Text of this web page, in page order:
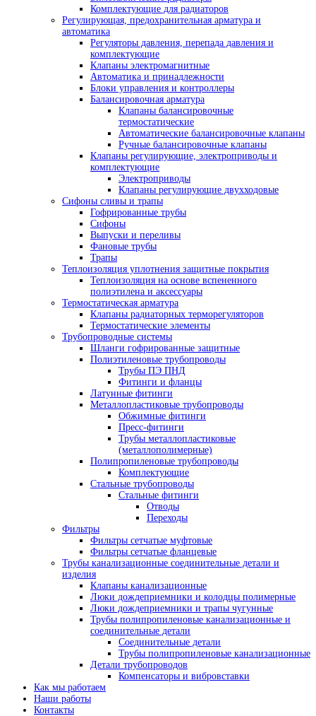
Комплектующие для радиаторов
Регулирующая, предохранительная арматура и
автоматика
Регуляторы давления, перепада давления и
комплектующие
Клапаны электромагнитные
Автоматика и принадлежности
Блоки управления и контроллеры
Балансировочная арматура
Клапаны балансировочные
термостатические
Автоматические балансировочные клапаны
Ручные балансировочные клапаны
Клапаны регулирующие, электроприводы и
комплектующие
Электроприводы
Клапаны регулирующие двухходовые
Сифоны сливы и трапы
Гофрированные трубы
Сифоны
Выпуски и переливы
Фановые трубы
Трапы
Теплоизоляция уплотнения защитные покрытия
Теплоизоляция на основе вспененного
полиэтилена и аксессуары
Термостатическая арматура
Клапаны радиаторных терморегуляторов
Термостатические элементы
Трубопроводные системы
Шланги гофрированные защитные
Полиэтиленовые трубопроводы
Трубы ПЭ ПНД
Фитинги и фланцы
Латунные фитинги
Металлопластиковые трубопроводы
Обжимные фитинги
Пресс-фитинги
Трубы металлопластиковые
(металлополимерные)
Полипропиленовые трубопроводы
Комплектующие
Стальные трубопроводы
Стальные фитинги
Отводы
Переходы
Фильтры
Фильтры сетчатые муфтовые
Фильтры сетчатые фланцевые
Трубы канализационные соединительные детали и
изделия
Клапаны канализационные
Люки дождеприемники и колодцы полимерные
Люки дождеприемники и трапы чугунные
Трубы полипропиленовые канализационные и
соединительные детали
Соединительные детали
Трубы полипропиленовые канализационные
Детали трубопроводов
Компенсаторы и вибровставки
Как мы работаем
Наши работы
Контакты